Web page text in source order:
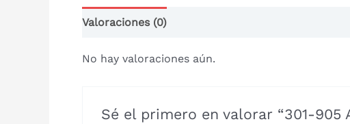
Valoraciones (0)
No hay valoraciones aún.
Sé el primero en valorar “301-905